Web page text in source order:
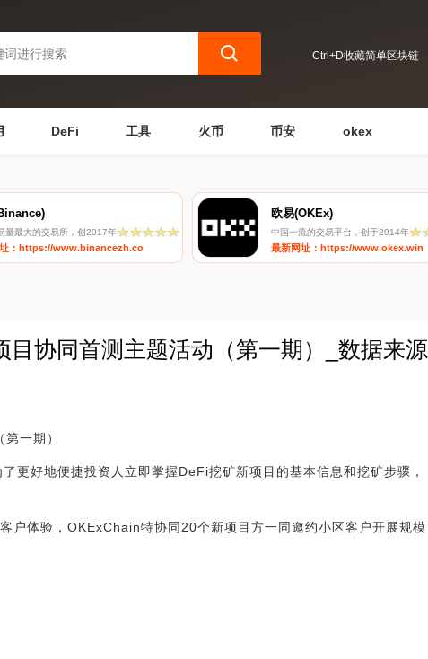
Ctrl+D收藏简单区块链
DeFi 工具 火币 币安 okex
量最大的交易所，创2017年
：https://www.binancezh.co
欧易(OKEx)
中国一流的交易平台，创于2014年
最新网址：https://www.okex.win
协同首测主题活动（第一期）_数据来源
一期）
更好地便捷投资人立即掌握DeFi挖矿新项目的基本信息和挖矿步骤，
户体验，OKExChain特协同20个新项目方一同邀约小区客户开展规模